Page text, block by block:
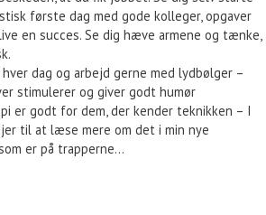
første dag med gode kolleger, opgaver
en succes. Se dig hæve armene og tænke,
dag og arbejd gerne med lydbølger –
stimulerer og giver godt humør
er godt for dem, der kender teknikken – I
til at læse mere om det i min nye
er på trapperne…